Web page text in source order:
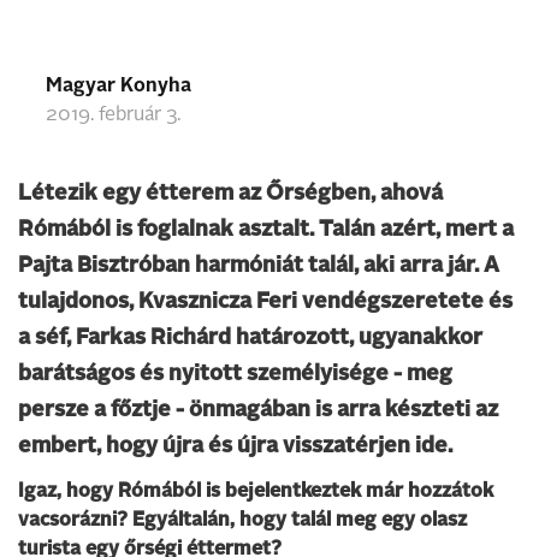
Magyar Konyha
2019. február 3.
Létezik egy étterem az Őrségben, ahová
Rómából is foglalnak asztalt. Talán azért, mert a
Pajta Bisztróban harmóniát talál, aki arra jár. A
tulajdonos, Kvasznicza Feri vendégszeretete és
a séf, Farkas Richárd határozott, ugyanakkor
barátságos és nyitott személyisége - meg
persze a főztje - önmagában is arra készteti az
embert, hogy újra és újra visszatérjen ide.
Igaz, hogy Rómából is bejelentkeztek már hozzátok
vacsorázni? Egyáltalán, hogy talál meg egy olasz
turista egy őrségi éttermet?